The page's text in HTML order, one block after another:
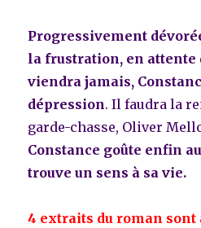
Progressivement
la frustration, en attente
viendra jamais,
dépression. Il faudra la
garde-chasse, Oliver
Constance goûte enfin
trouve un sens à sa vie.
4 extraits du roman sont